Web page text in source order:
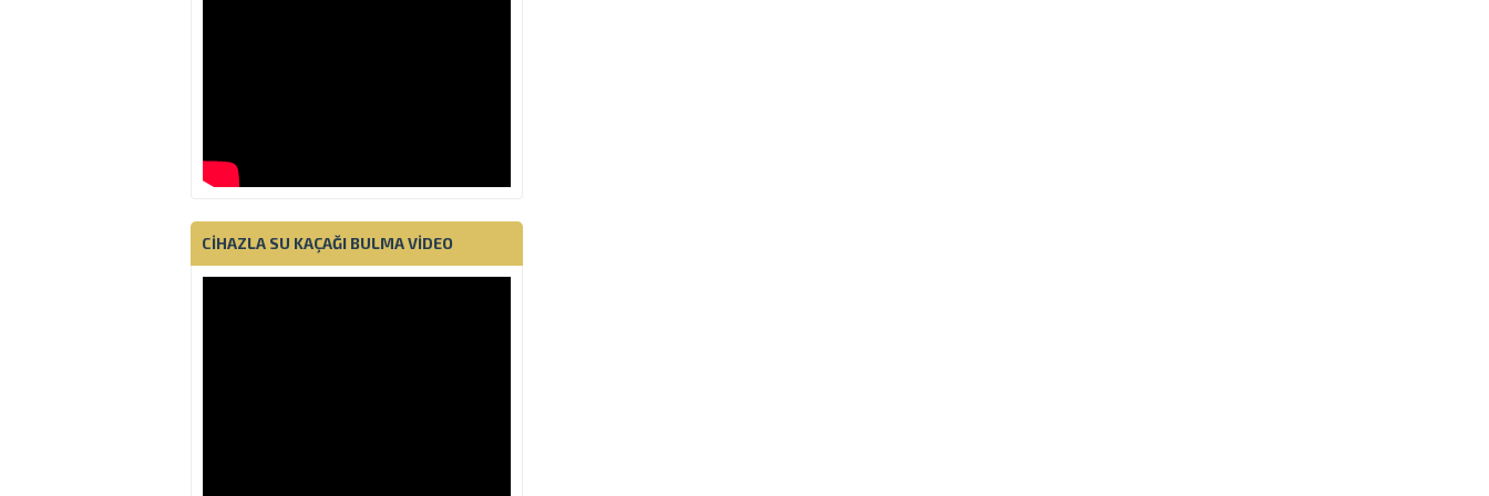
CIHAZLA SU KAÇAĞI BULMA VIDEO